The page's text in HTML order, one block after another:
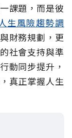
課題，而是彼
生風險趨勢調
財務規劃，更
社會支持與準
動同步提升，
真正掌握人生